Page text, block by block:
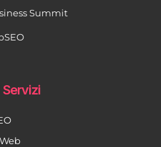
Summit
Servizi